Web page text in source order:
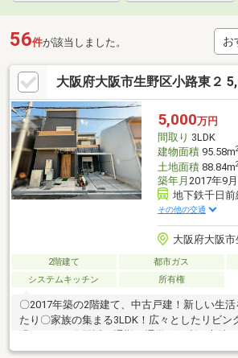
56件が該当しました。
大阪府大阪市生野区小路東２
5,000万円
間取り 3LDK
建物面積95.58m
土地面積88.84m2
築年月 2017年9
地下鉄千日前
その他の交通
大阪府大阪
2階建て 都市ガス
システムキッチン
所有権
〇2017年築の2階建て、中古戸建！新しい生
たり〇家族の集まる3LDK！広々としたリビン
明るい日差しが差し込む快適な住空間。心地